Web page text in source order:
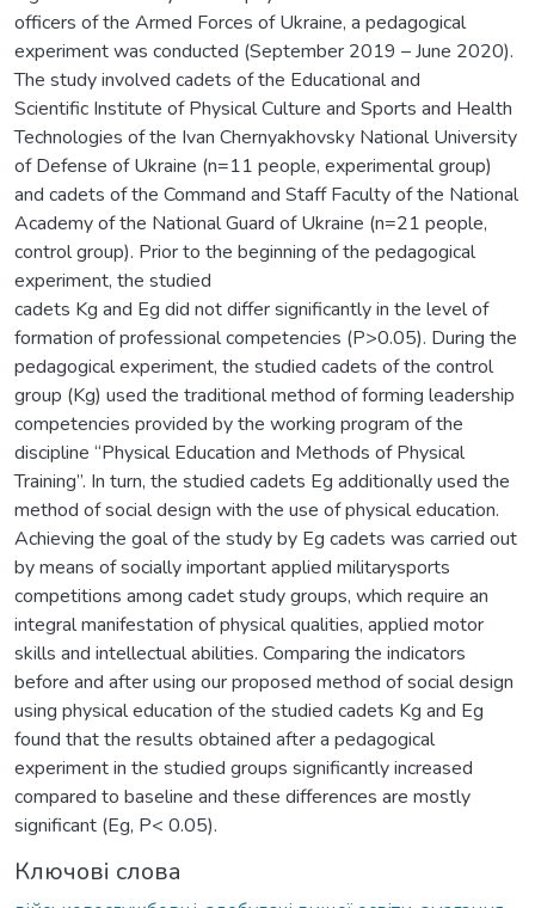
officers of the Armed Forces of Ukraine, a pedagogical
experiment was conducted (September 2019 – June 2020).
The study involved cadets of the Educational and
Scientific Institute of Physical Culture and Sports and Health
Technologies of the Ivan Chernyakhovsky National University
of Defense of Ukraine (n=11 people, experimental group)
and cadets of the Command and Staff Faculty of the National
Academy of the National Guard of Ukraine (n=21 people,
control group). Prior to the beginning of the pedagogical
experiment, the studied
cadets Kg and Eg did not differ significantly in the level of
formation of professional competencies (P>0.05). During the
pedagogical experiment, the studied cadets of the control
group (Kg) used the traditional method of forming leadership
competencies provided by the working program of the
discipline “Physical Education and Methods of Physical
Training”. In turn, the studied cadets Eg additionally used the
method of social design with the use of physical education.
Achieving the goal of the study by Eg cadets was carried out
by means of socially important applied militarysports
competitions among cadet study groups, which require an
integral manifestation of physical qualities, applied motor
skills and intellectual abilities. Comparing the indicators
before and after using our proposed method of social design
using physical education of the studied cadets Kg and Eg
found that the results obtained after a pedagogical
experiment in the studied groups significantly increased
compared to baseline and these differences are mostly
significant (Eg, P< 0.05).
Ключові слова